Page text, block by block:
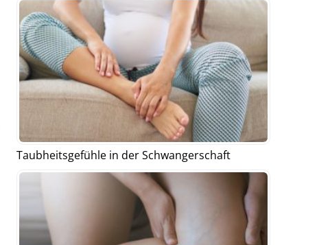
Taubheitsgefühle in der Schwangerschaft